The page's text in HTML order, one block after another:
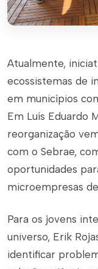
Atualmente,
ecossistemas de
em municípios
Em Luís Eduardo
reorganização
com o Sebrae,
oportunidades
microempresas
Para os jovens
universo, Erik
identificar